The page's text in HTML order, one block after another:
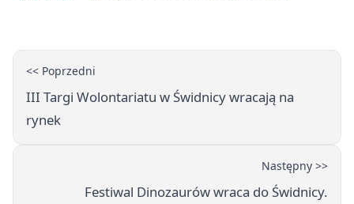
<< Poprzedni
III Targi Wolontariatu w Świdnicy wracają na
rynek
Następny >>
Festiwal Dinozaurów wraca do Świdnicy.